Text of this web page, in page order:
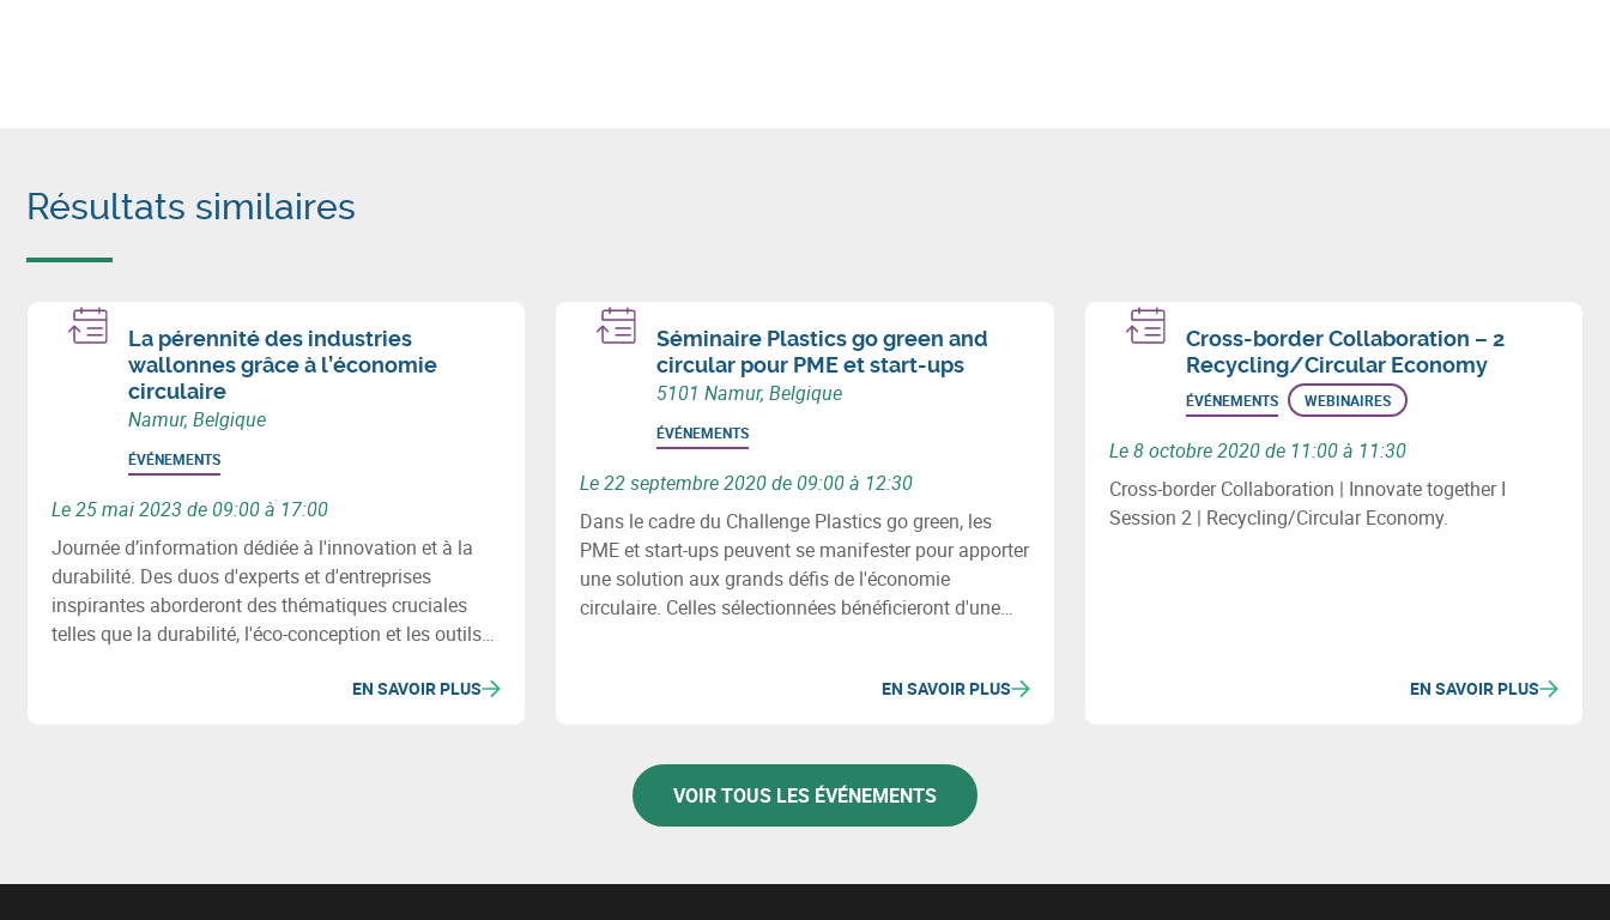
Résultats similaires
La pérennité des industries
wallonnes grâce à l’économie
circulaire
Namur, Belgique
ÉVÉNEMENTS
Le 25 mai 2023 de 09:00 à 17:00
Journée d’information dédiée à l'innovation et à la
durabilité. Des duos d'experts et d'entreprises
inspirantes aborderont des thématiques cruciales
telles que la durabilité, l'éco-conception et les outils
de découvrir des démarches entrepreneuriales en
EN SAVOIR PLUS
Séminaire Plastics go green and
circular pour PME et start-ups
5101 Namur, Belgique
ÉVÉNEMENTS
Le 22 septembre 2020 de 09:00 à 12:30
Dans le cadre du Challenge Plastics go green, les
PME et start-ups peuvent se manifester pour apporter
une solution aux grands défis de l'économie
circulaire. Celles sélectionnées bénéficieront d'une
EN SAVOIR PLUS
Cross-border Collaboration – 2
Recycling/Circular Economy
ÉVÉNEMENTS WEBINAIRES
Le 8 octobre 2020 de 11:00 à 11:30
Cross-border Collaboration | Innovate together I
Session 2 | Recycling/Circular Economy.
EN SAVOIR PLUS
VOIR TOUS LES ÉVÉNEMENTS